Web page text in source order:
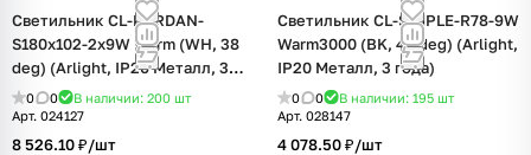
Светильник CL-KARDAN-
S180x102-2x9W Warm (WH, 38
deg) (Arlight, IP20 Металл, 3
года)
0 0 В наличии: 200 шт
Арт. 024127
8 526.10 ₽/шт
Светильник CL-SIMPLE-R78-9W
Warm3000 (BK, 45 deg) (Arlight,
IP20 Металл, 3 года)
0 0 В наличии: 195 шт
Арт. 028147
4 078.50 ₽/шт